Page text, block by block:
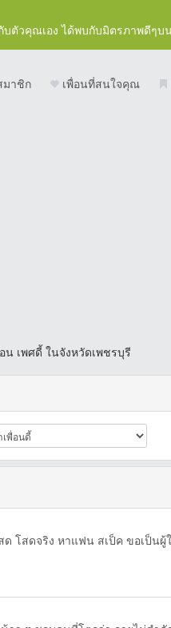
บตัวคุณเอง ได้พบกับมิตรภาพดีๆบ
มาชิก เพื่อนที่สนใจคุณ
น เพศดี้ ในจังหวัดเพชรบุรี